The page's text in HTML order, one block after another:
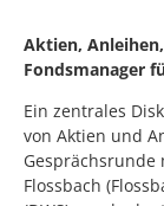
Aktien,
Fondsmanager
Ein zentrales
von Aktien und
Gesprächsrunde
Flossbach